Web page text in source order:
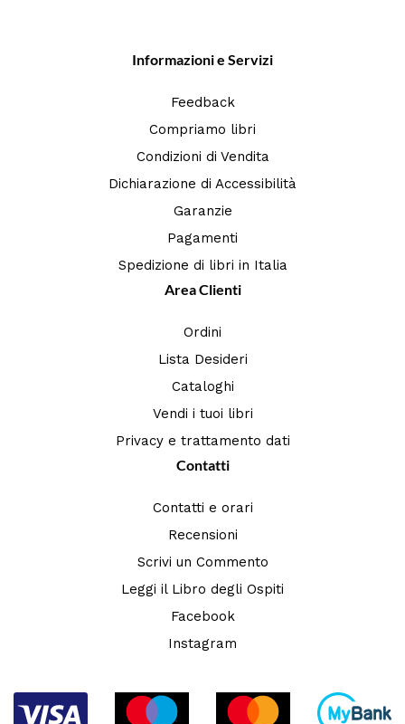
Informazioni e Servizi
Feedback
Compriamo libri
Condizioni di Vendita
Dichiarazione di Accessibilità
Garanzie
Pagamenti
Spedizione di libri in Italia
Area Clienti
Ordini
Lista Desideri
Cataloghi
Vendi i tuoi libri
Privacy e trattamento dati
Contatti
Contatti e orari
Recensioni
Scrivi un Commento
Leggi il Libro degli Ospiti
Facebook
Instagram